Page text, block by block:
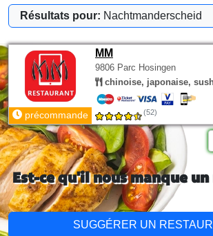
Résultats pour: Nachtmanderscheid
MM
9806 Parc Hosingen
chinoise, japonaise,
précommande (52)
Est-ce qu'il nous manque
SUGGÉRER UN